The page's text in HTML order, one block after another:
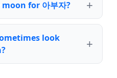
for 아부자?
look